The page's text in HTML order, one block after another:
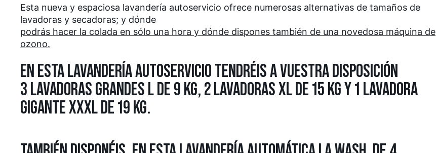
Esta nueva y espaciosa lavandería autoservicio ofrece numerosas alternativas de tamaños de
lavadoras y secadoras; y dónde
podrás hacer la colada en sólo una hora y dónde dispones también de una novedosa máquina de
ozono.
EN ESTA LAVANDERÍA AUTOSERVICIO TENDRÉIS A VUESTRA DISPOSICIÓN
3 LAVADORAS GRANDES L DE 9 KG, 2 LAVADORAS XL DE 15 KG Y 1 LAVADORA
GIGANTE XXXL DE 19 KG.